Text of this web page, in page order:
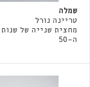
שמלה
טריינה נורל
מחצית שנייה של שנות
ה-50